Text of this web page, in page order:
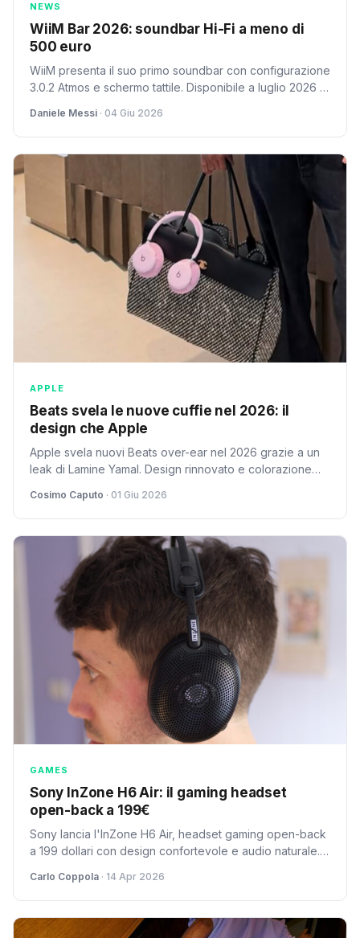
NEWS
WiiM Bar 2026: soundbar Hi-Fi a meno di
500 euro
WiiM presenta il suo primo soundbar con configurazione
3.0.2 Atmos e schermo tattile. Disponibile a luglio 2026 al
Daniele Messi · 04 Giu 2026
APPLE
Beats svela le nuove cuffie nel 2026: il
design che Apple
Apple svela nuovi Beats over-ear nel 2026 grazie a un
leak di Lamine Yamal. Design rinnovato e colorazione
Cosimo Caputo · 01 Giu 2026
GAMES
Sony InZone H6 Air: il gaming headset
open-back a 199€
Sony lancia l'InZone H6 Air, headset gaming open-back
a 199 dollari con design confortevole e audio naturale.
Carlo Coppola · 14 Apr 2026